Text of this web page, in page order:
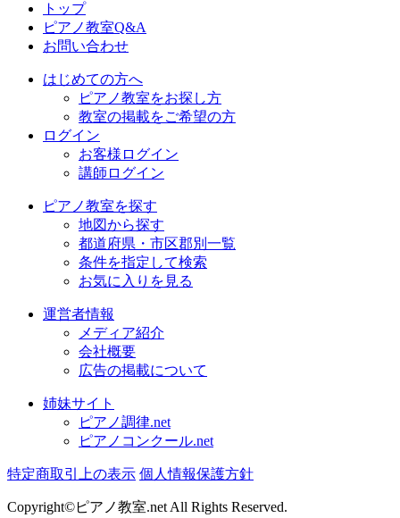
トップ
ピアノ教室Q&A
お問い合わせ
はじめての方へ
ピアノ教室をお探し方
教室の掲載をご希望の方
ログイン
お客様ログイン
講師ログイン
ピアノ教室を探す
地図から探す
都道府県・市区郡別一覧
条件を指定して検索
お気に入りを見る
運営者情報
メディア紹介
会社概要
広告の掲載について
姉妹サイト
ピアノ調律.net
ピアノコンクール.net
特定商取引上の表示 個人情報保護方針
Copyright©ピアノ教室.net All Rights Reserved.